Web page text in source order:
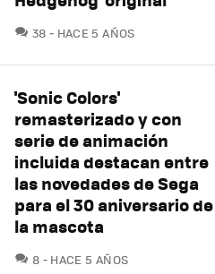
38 COMENTARIOS
HACE 5 AÑOS
'Sonic Colors'
remasterizado y con
serie de animación
incluida destacan entre
las novedades de Sega
para el 30 aniversario de
la mascota
8 COMENTARIOS
HACE 5 AÑOS